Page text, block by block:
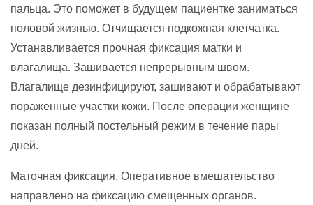
пальца. Это поможет в будущем пациентке заниматься
половой жизнью. Отчищается подкожная клетчатка.
Устанавливается прочная фиксация матки и
влагалища. Зашивается непрерывным швом.
Влагалище дезинфицируют, зашивают и обрабатывают
пораженные участки кожи. После операции женщине
показан полный постельный режим в течение пары
дней.
Маточная фиксация. Оперативное вмешательство
направлено на фиксацию смещенных органов.